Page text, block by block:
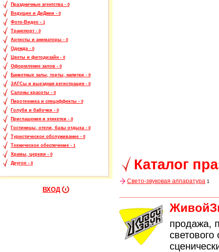
Праздничные агентства - 0
Ведущие и ДиДжеи - 0
Фото-Видео - 1
Транспорт - 0
Артисты и аниматоры - 0
Одежда - 0
Цветы и фитодизайн - 0
Оформление залов - 0
Банкетные залы, торты, напитки - 0
ЗАГСы и выездная регистрация - 0
Салоны красоты - 0
Пиротехника и спецэффекты - 0
Голуби и бабочки - 0
Приглашения и этикетки - 0
Гостиницы, отели, базы отдыха - 0
Туристическое обслуживание - 0
Техническое обеспечение - 1
Храмы, церкви - 0
Другое - 0
ВХОД
Каталог
Свето-звуковая аппаратура 1
продажа,